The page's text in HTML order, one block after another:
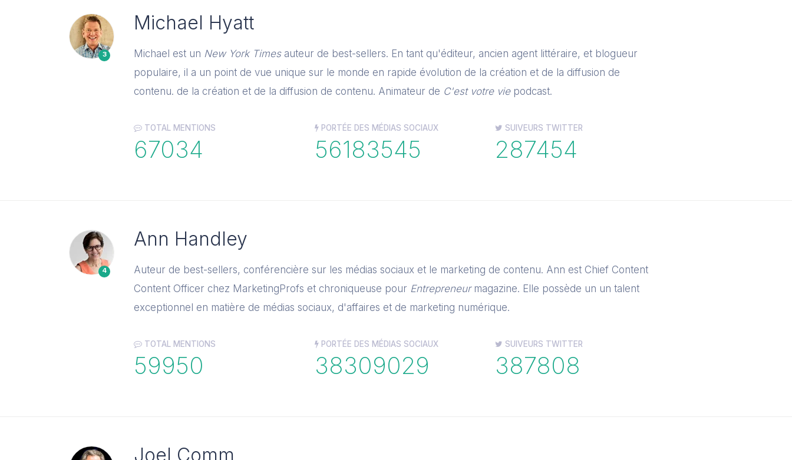
3
Michael Hyatt
Michael est un New York Timesauteur de best-sellers. En tant qu'éditeur, ancien agent littéraire, et blogueur
populaire, il a un point de vue unique sur le monde en rapide évolution de la création et de la diffusion de
contenu. de la création et de la diffusion de contenu. Animateur de C'est votre viepodcast.
TOTAL MENTIONS
67034
PORTÉE DES MÉDIAS SOCIAUX
56183545
SUIVEURS TWITTER
287454
4
Ann Handley
Auteur de best-sellers, conférencière sur les médias sociaux et le marketing de contenu. Ann est Chief Content
Content Officer chez MarketingProfs et chroniqueuse pour Entrepreneurmagazine. Elle possède un un talent
exceptionnel en matière de médias sociaux, d'affaires et de marketing numérique.
TOTAL MENTIONS
59950
PORTÉE DES MÉDIAS SOCIAUX
38309029
SUIVEURS TWITTER
387808
Joel Comm